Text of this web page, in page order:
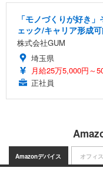
「モノづくりが好き
ェック/キャリア形成
株式会社GUM
埼玉県
月給25万5,000円～
正社員
Amazonデバイス オフィ